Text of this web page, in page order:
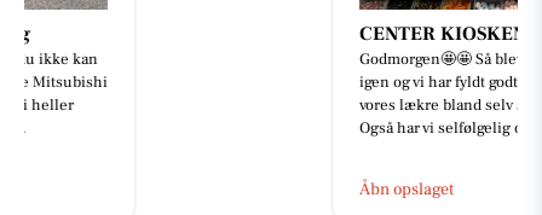
Godmorgen🤩🤩 Så blev det fredag
vores lækre bland selv slik😋😋